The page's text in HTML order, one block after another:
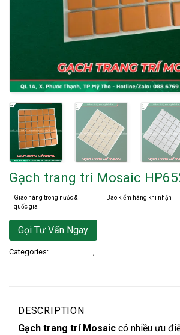
Gạch trang trí Mosaic
Giao hàng trong nước &
quốc gia
Bao kiểm hàng khi nhận
Gọi Tư Vấn Ngay
Categories:
DESCRIPTION
Gạch trang trí Mosaic có nhiều ưu